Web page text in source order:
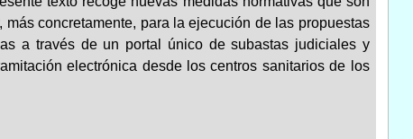
concretamente, para la ejecución de las propuestas
a través de un portal único de subastas judiciales y
electrónica desde los centros sanitarios de los